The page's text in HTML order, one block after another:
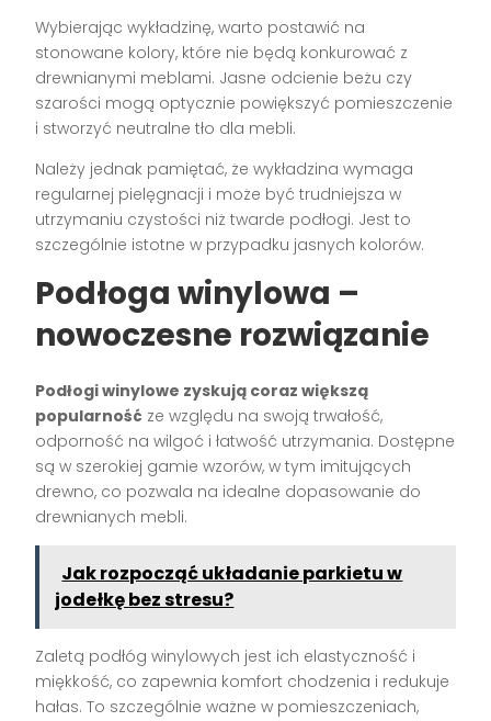
Wybierając wykładzinę, warto postawić na
stonowane kolory, które nie będą konkurować z
drewnianymi meblami. Jasne odcienie beżu czy
szarości mogą optycznie powiększyć pomieszczenie
i stworzyć neutralne tło dla mebli.
Należy jednak pamiętać, że wykładzina wymaga
regularnej pielęgnacji i może być trudniejsza w
utrzymaniu czystości niż twarde podłogi. Jest to
szczególnie istotne w przypadku jasnych kolorów.
Podłoga winylowa –
nowoczesne rozwiązanie
Podłogi winylowe zyskują coraz większą
popularność ze względu na swoją trwałość,
odporność na wilgoć i łatwość utrzymania. Dostępne
są w szerokiej gamie wzorów, w tym imitujących
drewno, co pozwala na idealne dopasowanie do
drewnianych mebli.
Jak rozpocząć układanie parkietu w
jodełkę bez stresu?
Zaletą podłóg winylowych jest ich elastyczność i
miękkość, co zapewnia komfort chodzenia i redukuje
hałas. To szczególnie ważne w pomieszczeniach,